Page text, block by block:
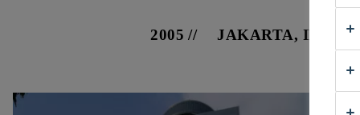
2005 JAKARTA,